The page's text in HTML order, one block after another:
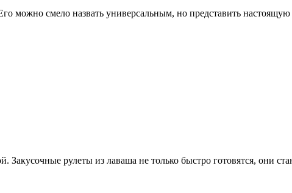
можно смело назвать универсальным, но представить
Закусочные рулеты из лаваша не только быстро готовятся, они